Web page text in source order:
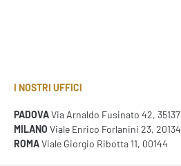
I NOSTRI UFFICI
PADOVAVia Arnaldo Fusinato 42, 35137
MILANO Viale Enrico Forlanini 23, 20134
ROMAViale Giorgio Ribotta 11, 00144